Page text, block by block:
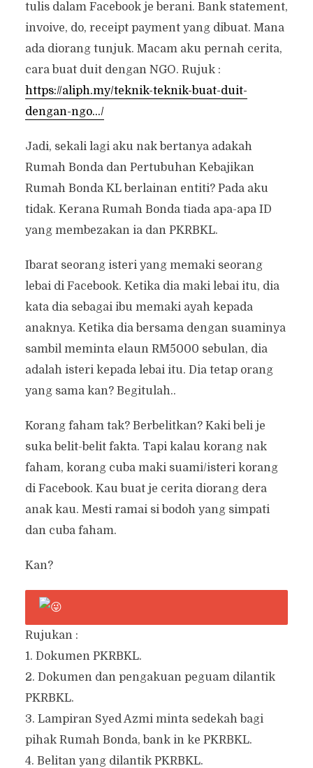
tulis dalam Facebook je berani. Bank statement,
invoive, do, receipt payment yang dibuat. Mana
ada diorang tunjuk. Macam aku pernah cerita,
cara buat duit dengan NGO. Rujuk :
https://aliph.my/teknik-teknik-buat-duit-
dengan-ngo…/
Jadi, sekali lagi aku nak bertanya adakah
Rumah Bonda dan Pertubuhan Kebajikan
Rumah Bonda KL berlainan entiti? Pada aku
tidak. Kerana Rumah Bonda tiada apa-apa ID
yang membezakan ia dan PKRBKL.
Ibarat seorang isteri yang memaki seorang
lebai di Facebook. Ketika dia maki lebai itu, dia
kata dia sebagai ibu memaki ayah kepada
anaknya. Ketika dia bersama dengan suaminya
sambil meminta elaun RM5000 sebulan, dia
adalah isteri kepada lebai itu. Dia tetap orang
yang sama kan? Begitulah..
Korang faham tak? Berbelitkan? Kaki beli je
suka belit-belit fakta. Tapi kalau korang nak
faham, korang cuba maki suami/isteri korang
di Facebook. Kau buat je cerita diorang dera
anak kau. Mesti ramai si bodoh yang simpati
dan cuba faham.
Kan?
Rujukan :
1. Dokumen PKRBKL.
2. Dokumen dan pengakuan peguam dilantik
PKRBKL.
3. Lampiran Syed Azmi minta sedekah bagi
pihak Rumah Bonda, bank in ke PKRBKL.
4. Belitan yang dilantik PKRBKL.